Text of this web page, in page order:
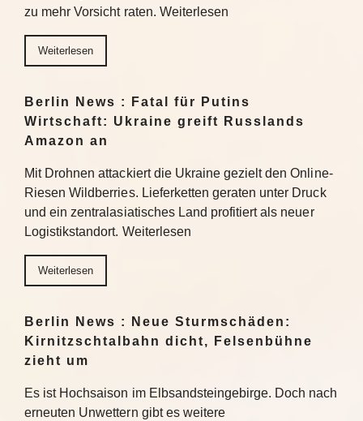
zu mehr Vorsicht raten. Weiterlesen
Weiterlesen
Berlin News : Fatal für Putins
Wirtschaft: Ukraine greift Russlands
Amazon an
Mit Drohnen attackiert die Ukraine gezielt den Online-
Riesen Wildberries. Lieferketten geraten unter Druck
und ein zentralasiatisches Land profitiert als neuer
Logistikstandort. Weiterlesen
Weiterlesen
Berlin News : Neue Sturmschäden:
Kirnitzschtalbahn dicht, Felsenbühne
zieht um
Es ist Hochsaison im Elbsandsteingebirge. Doch nach
erneuten Unwettern gibt es weitere